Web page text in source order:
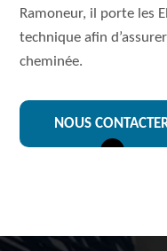
Ramoneur, il porte les
technique afin
cheminée.
NOUS